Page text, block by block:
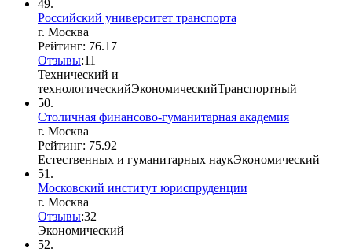
49.
Российский университет транспорта
г. Москва
Рейтинг: 76.17
Отзывы:11
Технический и
технологическийЭкономическийТранспортный
50.
Столичная финансово-гуманитарная академия
г. Москва
Рейтинг: 75.92
Естественных и гуманитарных наукЭкономический
51.
Московский институт юриспруденции
г. Москва
Отзывы:32
Экономический
52.